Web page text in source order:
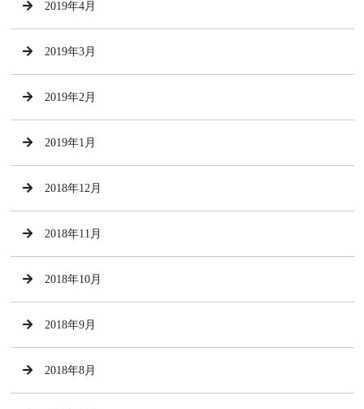
2019年4月
2019年3月
2019年2月
2019年1月
2018年12月
2018年11月
2018年10月
2018年9月
2018年8月